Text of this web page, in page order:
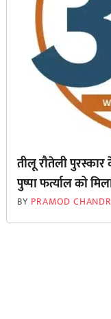
तीलू रौतेली
पुष्पा फर्त्याल को
BY PRAMOD